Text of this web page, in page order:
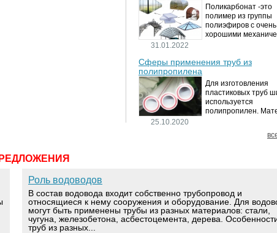
Металлорукава
представляют собой
универсальные...
31.01.2022
Поликарбонат -это
полимер из группы
полиэфиров с очень
хорошими
аморфный, с
высокой
материал идеально
подходит для...
Сферы применения труб из
полипропилена
25.10.2020
Для изготовления
пластиковых труб
используется
полипропилен.
невосприимчив к
Роль водоводов
В состав водовода входит собственно трубопровод и
относящиеся к нему сооружения и оборудование. Для
могут быть применены трубы из разных материалов: стали,
чугуна, железобетона, асбестоцемента, дерева.
труб из разных...